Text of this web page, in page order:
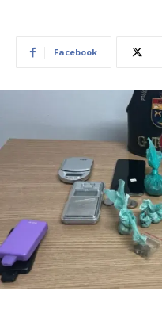
Facebook